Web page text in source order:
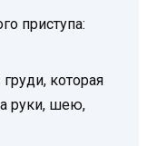
приступа:
которая
руки, шею,